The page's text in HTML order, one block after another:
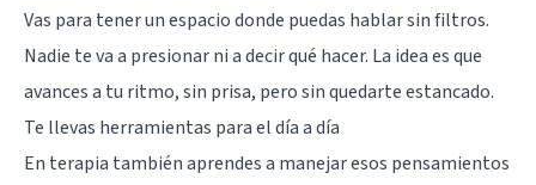
Vas para tener un espacio donde puedas hablar sin filtros.
Nadie te va a presionar ni a decir qué hacer. La idea es que
avances a tu ritmo, sin prisa, pero sin quedarte estancado.
Te llevas herramientas para el día a día
En terapia también aprendes a manejar esos pensamientos